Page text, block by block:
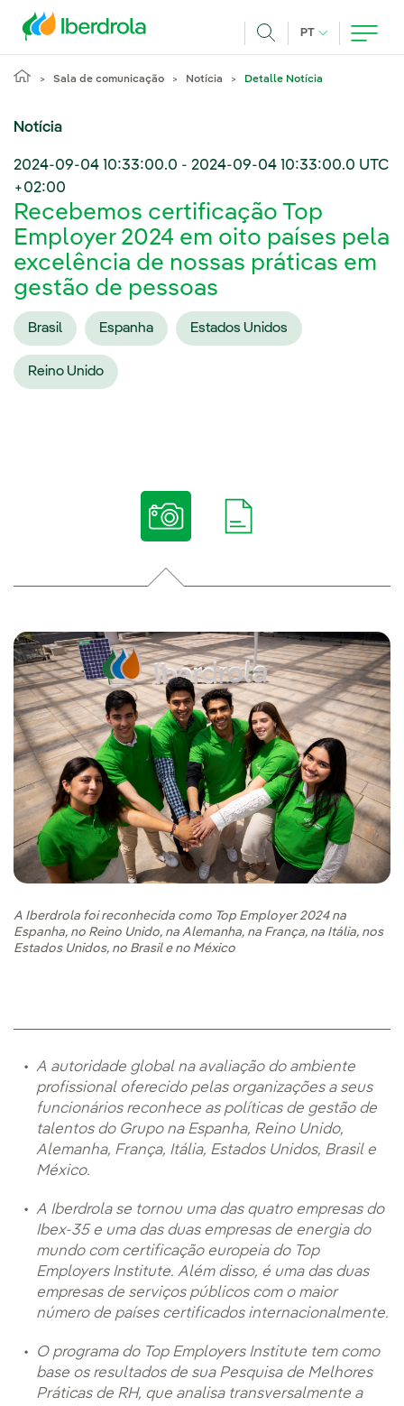
PT IDIOMA ATUAL,
Sala de comunicação Notícia Detalle Notícia
Notícia
2024-09-04 10:33:00.0 - 2024-09-04 10:33:00.0 UTC
+02:00
Recebemos certificação Top
Employer 2024 em oito países pela
excelência de nossas práticas em
gestão de pessoas
Brasil Espanha Estados Unidos
Reino Unido
A Iberdrola foi reconhecida como Top Employer 2024 na
Espanha, no Reino Unido, na Alemanha, na França, na Itália, nos
Estados Unidos, no Brasil e no México
A autoridade global na avaliação do ambiente
profissional oferecido pelas organizações a seus
funcionários reconhece as políticas de gestão de
talentos do Grupo na Espanha, Reino Unido,
Alemanha, França, Itália, Estados Unidos, Brasil e
México.
A Iberdrola se tornou uma das quatro empresas do
Ibex-35 e uma das duas empresas de energia do
mundo com certificação europeia do Top
Employers Institute. Além disso, é uma das duas
empresas de serviços públicos com o maior
número de países certificados internacionalmente.
O programa do Top Employers Institute tem como
base os resultados de sua Pesquisa de Melhores
Práticas de RH, que analisa transversalmente a